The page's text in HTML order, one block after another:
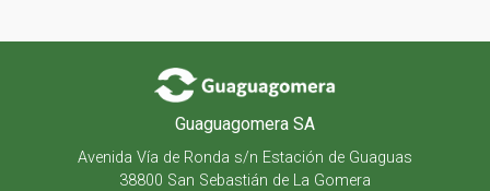
Guaguagomera SA
Avenida Vía de Ronda s/n Estación de Guaguas
38800 San Sebastián de La Gomera